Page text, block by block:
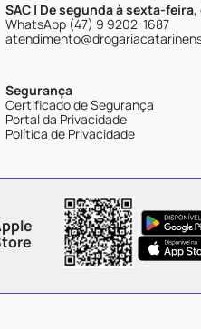
SAC | De segunda à sexta-feira,
WhatsApp (47) 9 9202-1687
Segurança
Certificado de Segurança
Portal da Privacidade
Política de Privacidade